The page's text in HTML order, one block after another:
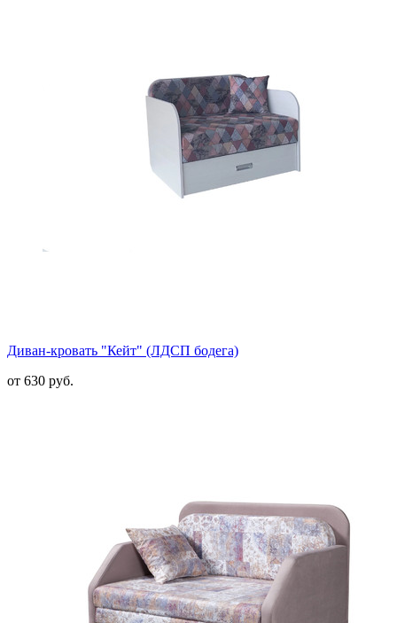
Диван-кровать "Кейт" (ЛДСП бодега)
от 630 руб.